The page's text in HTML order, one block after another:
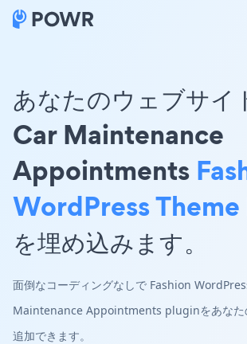
あなたのウェブサイ
Car Maintenance
Appointments
WordPress Theme
を埋め込みます。
面倒なコーディングなしで Fashion
Maintenance Appointments pluginをあなた
追加できます。